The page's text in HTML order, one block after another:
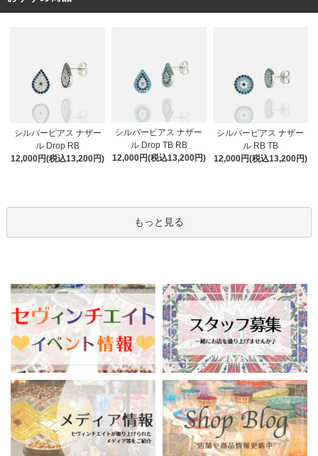
シルバーピアス ナザー
ル Drop RB
12,000円(税込13,200円)
シルバーピアス ナザー
ル Drop TB RB
12,000円(税込13,200円)
シルバーピアス ナザー
ル RB TB
12,000円(税込13,200円)
もっと見る